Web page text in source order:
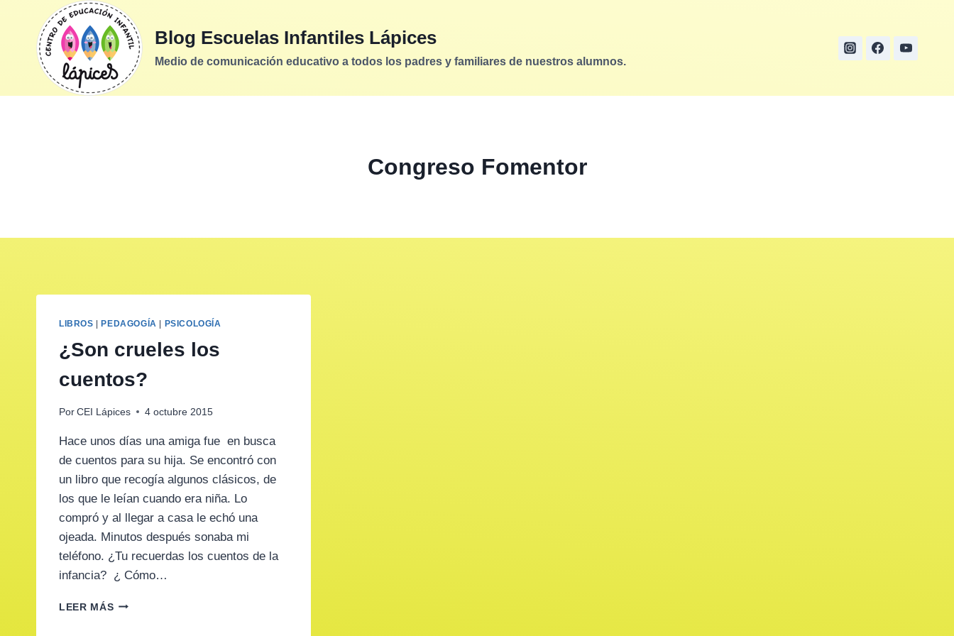
contenido
Blog Escuelas Infantiles Lápices
Medio de comunicación educativo a todos los padres y familiares de nuestros alumnos.
Congreso Fomentor
LIBROS PEDAGOGÍA PSICOLOGÍA
¿Son crueles los
cuentos?
Por CEI Lápices 4 octubre 2015
Hace unos días una amiga fue en busca
de cuentos para su hija. Se encontró con
un libro que recogía algunos clásicos, de
los que le leían cuando era niña. Lo
compró y al llegar a casa le echó una
ojeada. Minutos después sonaba mi
teléfono. ¿Tu recuerdas los cuentos de la
infancia? ¿ Cómo…
LEER MÁS¿SON